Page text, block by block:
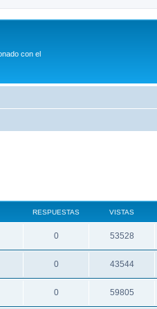
con el
RESPUESTAS VISTAS
0R
e
p
u
53528V
i
t
a
0R
e
43544V
i
0R
59805V